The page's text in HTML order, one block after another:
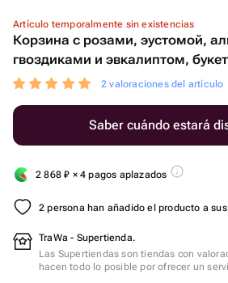
Artículo temporalmente sin existencias
Корзина с розами, эустомой,
гвоздиками и эвкалиптом,
2 valoraciones del artículo
Saber cuándo estará
2 868₽ × 4 pagos aplazados
2 persona han añadido el producto a
TraWa - Supertienda.
Las Supertiendas son tiendas con
hacen todo lo posible por ofrecer un